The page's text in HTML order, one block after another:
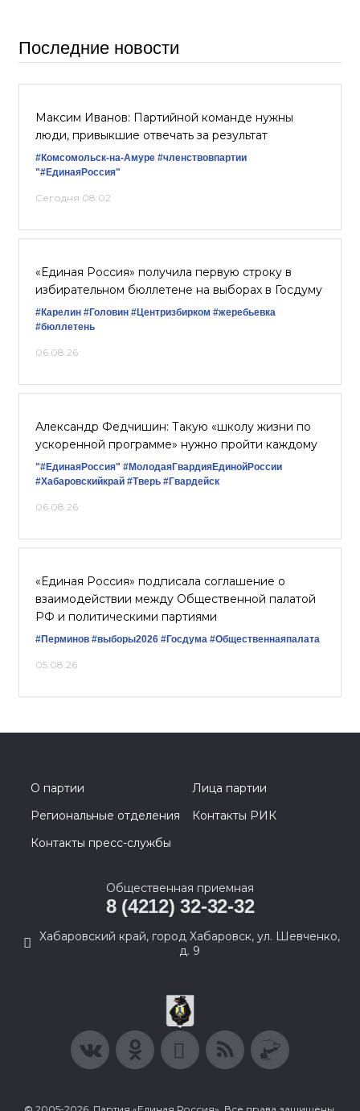
Последние новости
Максим Иванов: Партийной команде нужны
люди, привыкшие отвечать за результат
#Комсомольск-на-Амуре #членствовпартии
"#ЕдинаяРоссия"
Сегодня 08:02
«Единая Россия» получила первую строку в
избирательном бюллетене на выборах в Госдуму
#Карелин #Головин #Центризбирком #жеребьевка
#бюллетень
06.08.26
Александр Федчишин: Такую «школу жизни по
ускоренной программе» нужно пройти каждому
"#ЕдинаяРоссия" #МолодаяГвардияЕдинойРоссии
#Хабаровскийкрай #Тверь #Гвардейск
06.08.26
«Единая Россия» подписала соглашение о
взаимодействии между Общественной палатой
РФ и политическими партиями
#Перминов #выборы2026 #Госдума #Общественнаяпалата
05.08.26
О партии
Лица партии
Региональные отделения
Контакты РИК
Контакты пресс-службы
Общественная приемная
8 (4212) 32-32-32
Хабаровский край, город Хабаровск, ул. Шевченко,
д. 9